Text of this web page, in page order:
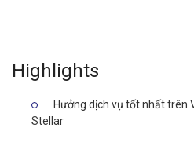
Highlights
Hưởng dịch vụ tốt nhất trên
Stellar